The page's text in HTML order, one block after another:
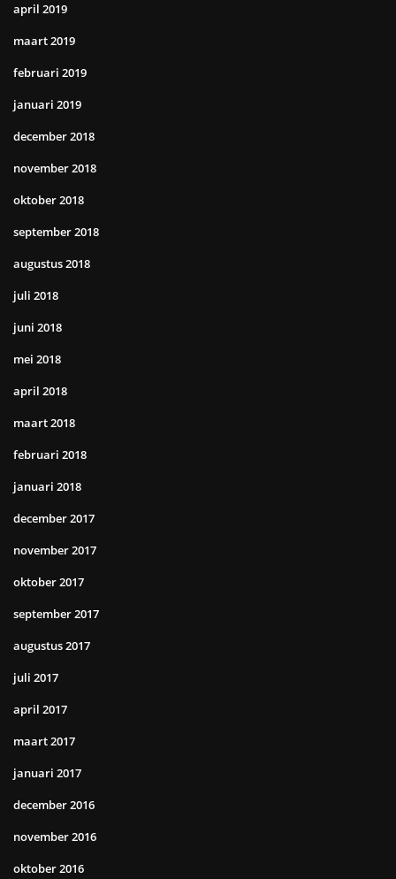
april 2019
maart 2019
februari 2019
januari 2019
december 2018
november 2018
oktober 2018
september 2018
augustus 2018
juli 2018
juni 2018
mei 2018
april 2018
maart 2018
februari 2018
januari 2018
december 2017
november 2017
oktober 2017
september 2017
augustus 2017
juli 2017
april 2017
maart 2017
januari 2017
december 2016
november 2016
oktober 2016